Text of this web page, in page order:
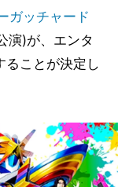
ガッチャード
演)が、エンタ
ることが決定し